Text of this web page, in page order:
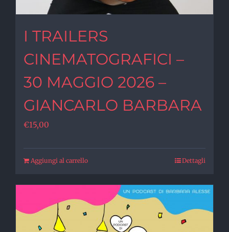
I TRAILERS
CINEMATOGRAFICI –
30 MAGGIO 2026 –
GIANCARLO BARBARA
€15,00
Aggiungi al carrello Dettagli